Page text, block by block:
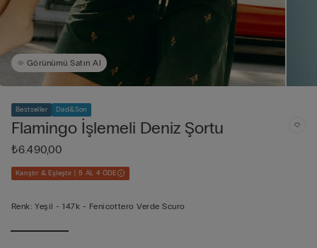
Görünümü Satın Al
Bestseller Dad&Son
Flamingo İşlemeli Deniz Şortu
₺6.490,00
Karıştır & Eşleştir | 5 AL 4 ÖDE
Renk: Yeşil -147k - Fenicottero Verde Scuro